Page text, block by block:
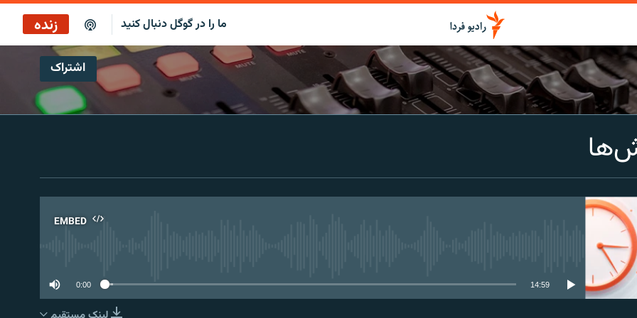
ما را در گوگل دنبال کنید زنده
بازپخش کافه فردا
پخش رادیویی
اشتراک
EMBED
0:00 14:59